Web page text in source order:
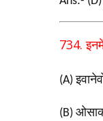
734.
(A)
(B)